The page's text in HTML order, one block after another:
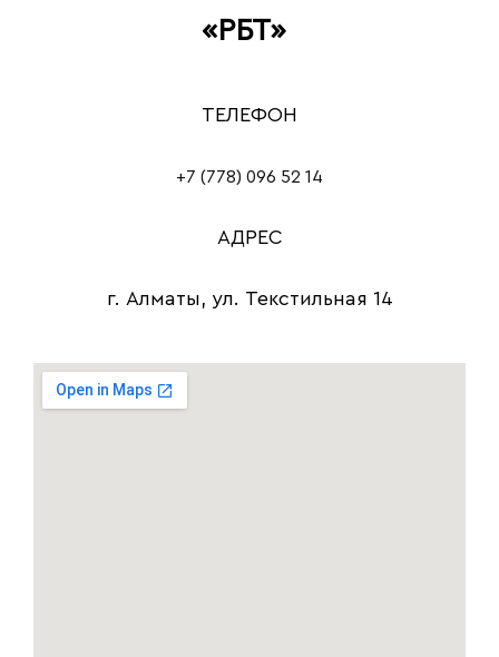
«‎РБТ»
ТЕЛЕФОН
+7 (778) 096 52 14
АДРЕС
г. Алматы, ул. Текстильная 14